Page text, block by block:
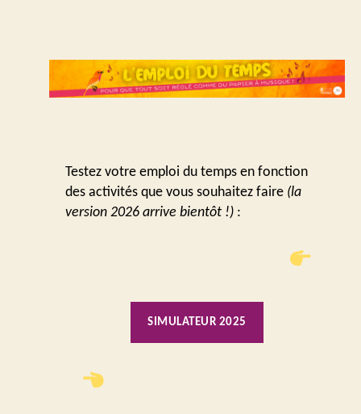
Testez votre emploi du temps en fonction
des activités que vous souhaitez faire (la
version 2026 arrive bientôt !):
SIMULATEUR 2025